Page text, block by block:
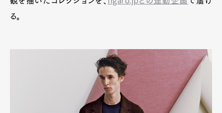
WatchFashion
Gourmet
Cars
る。